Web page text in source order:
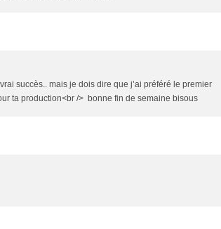
succès.. mais je dois dire que j’ai préféré le premier
ta production<br /> bonne fin de semaine bisous